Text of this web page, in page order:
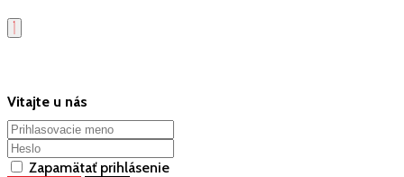
Vitajte u nás
Zapamätať prihlásenie